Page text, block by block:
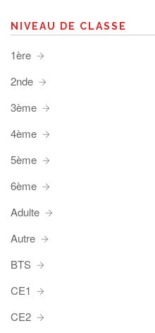
NIVEAU DE CLASSE
1ère
2nde
3ème
4ème
5ème
6ème
Adulte
Autre
BTS
CE1
CE2